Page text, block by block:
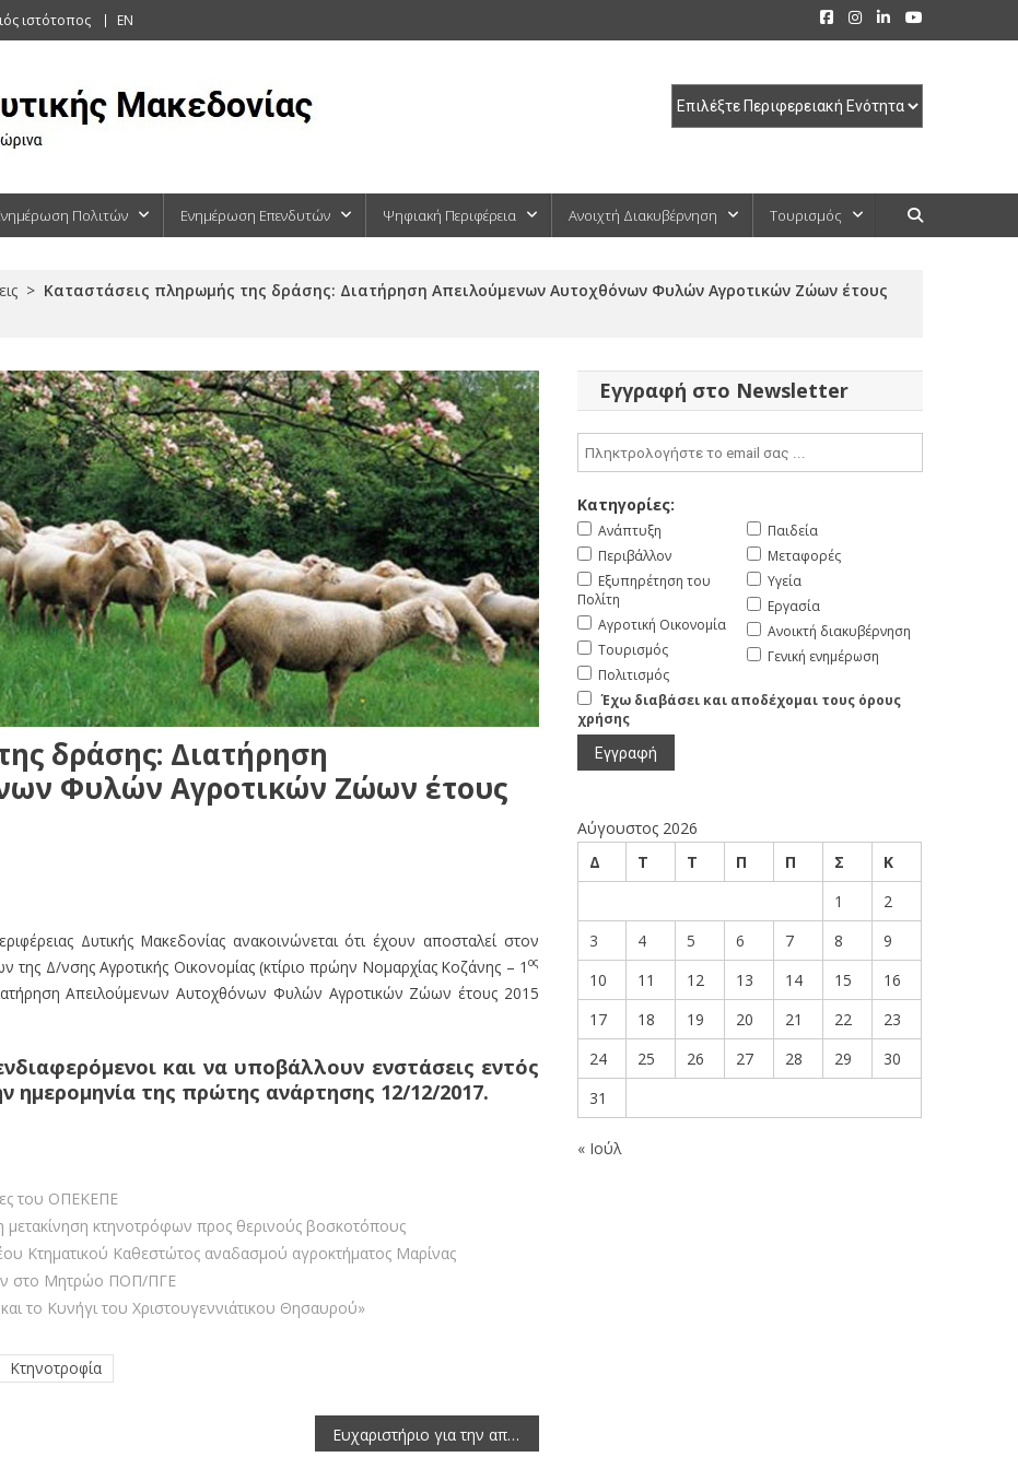
ιστότοπος EN
Πολιτών Ενημέρωση Επενδυτών Ψηφιακή Περιφέρεια Ανοιχτή Διακυβέρνηση Τουρισμός
> Καταστάσεις πληρωμής της δράσης: Διατήρηση Απειλούμενων Αυτοχθόνων Φυλών Αγροτικών Ζώων έτους
δράσης: Διατήρηση
Φυλών Αγροτικών Ζώων έτους
Δυτικής Μακεδονίας ανακοινώνεται ότι έχουν αποσταλεί στον
Δ/νσης Αγροτικής Οικονομίας (κτίριο πρώην Νομαρχίας Κοζάνης – 1 ος
Απειλούμενων Αυτοχθόνων Φυλών Αγροτικών Ζώων έτους 2015
και να υποβάλλουν ενστάσεις εντός
ημερομηνία της πρώτης ανάρτησης 12/12/2017.
του ΟΠΕΚΕΠΕ
μετακίνηση κτηνοτρόφων προς θερινούς βοσκοτόπους
Κτηματικού Καθεστώτος αναδασμού αγροκτήματος Μαρίνας
στο Μητρώο ΠΟΠ/ΠΓΕ
το Κυνήγι του Χριστουγεννιάτικου Θησαυρού»
Κτηνοτροφία
Ευχαριστήριο για την απόφαση επαναλειτουργίας του μεθοριακού σταθμού στον Λαιμό (Αγιος Γερμανός) Πρεσπών
Εγγραφή στο Newsletter
Κατηγορίες:
Ανάπτυξη
Περιβάλλον
Εξυπηρέτηση του
Πολίτη
Αγροτική Οικονομία
Τουρισμός
Πολιτισμός
Παιδεία
Μεταφορές
Υγεία
Εργασία
Ανοικτή διακυβέρνηση
Γενική ενημέρωση
Έχω διαβάσει και αποδέχομαι τους όρους
χρήσης
Αύγουστος 2026
Δ
Τ Τ Π Π Σ
Κ
1
2
3
4 5 6 7 8
9
10
11 12 13 14 15
16
17
18 19 20 21 22
23
24
25 26 27 28 29
30
31
« Ιούλ